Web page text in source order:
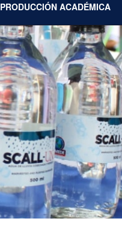
PRODUCCIÓN ACADÉMICA